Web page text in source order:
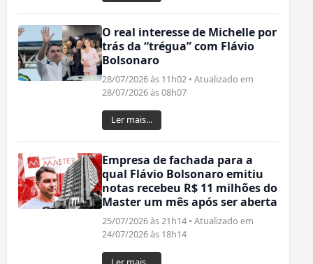
O real interesse de Michelle por
trás da “trégua” com Flávio
Bolsonaro
28/07/2026 às 11h02 • Atualizado em
28/07/2026 às 08h07
Ler mais...
Empresa de fachada para a
qual Flávio Bolsonaro emitiu
notas recebeu R$ 11 milhões do
Master um mês após ser aberta
25/07/2026 às 21h14 • Atualizado em
24/07/2026 às 18h14